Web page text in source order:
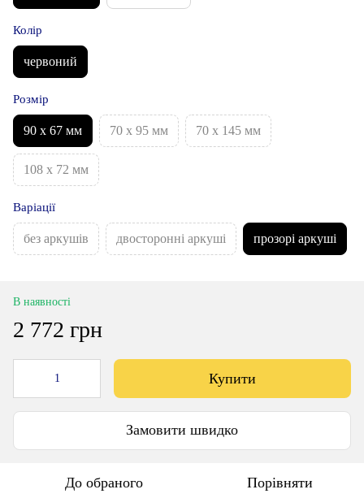
Колір
червоний
Розмір
90 х 67 мм 70 x 95 мм 70 x 145 мм
108 x 72 мм
Варіації
без аркушів двосторонні аркуші прозорі аркуші
В наявності
2 772 грн
Купити
Замовити швидко
До обраного Порівняти